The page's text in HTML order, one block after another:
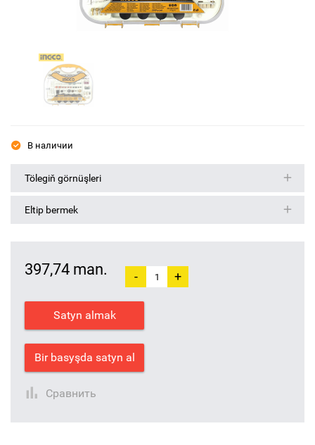
В наличии
Tölegiň görnüşleri
Eltip bermek
397,74 man. - +
Satyn almak
Bir basyşda satyn al
Сравнить